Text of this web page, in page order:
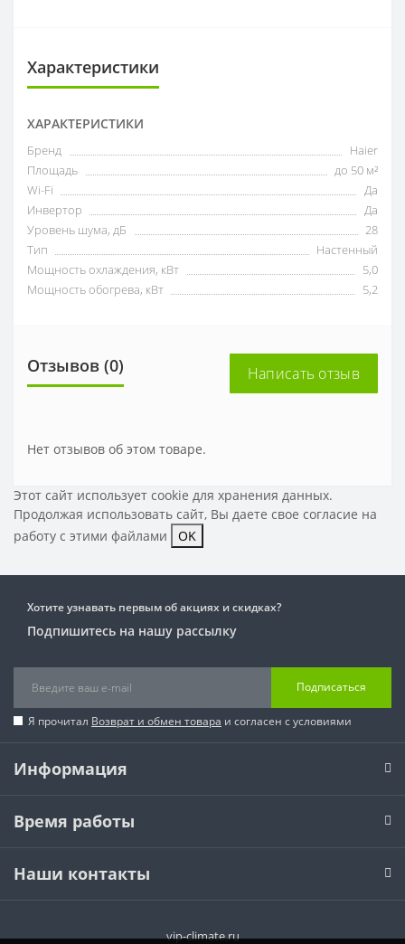
Характеристики
ХАРАКТЕРИСТИКИ
Бренд
Haier
Площадь
до 50 м²
Wi-Fi
Да
Инвертор
Да
Уровень шума, дБ
28
Тип
Настенный
Мощность охлаждения, кВт
5,0
Мощность обогрева, кВт
5,2
Отзывов (0) Написать отзыв
Нет отзывов об этом товаре.
Этот сайт использует cookie для хранения данных.
Продолжая использовать сайт, Вы даете свое согласие на
работу с этими файлами
OK
Хотите узнавать первым об акциях и скидках?
Подпишитесь на нашу рассылку
Подписаться
Я прочитал Возврат и обмен товара и согласен с условиями
Информация
Время работы
Наши контакты
vip-climate.ru